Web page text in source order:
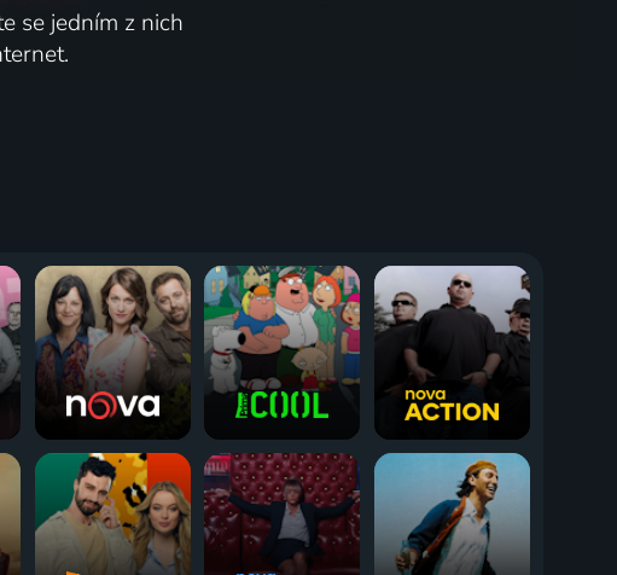
se jedním z nich